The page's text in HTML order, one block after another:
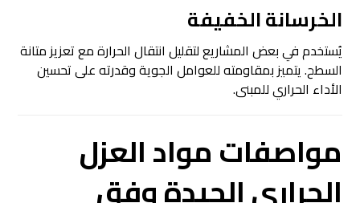
الخرسانة الخفيفة
يُستخدم في بعض المشاريع لتقليل انتقال الحرارة مع تعزيز متانة
السطح. يتميز بمقاومته للعوامل الجوية وقدرته على تحسين
الأداء الحراري للمبنى.
مواصفات مواد العزل
الحراري الجيدة وفق